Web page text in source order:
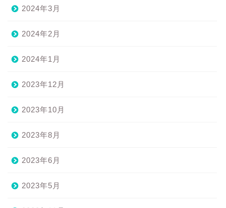
2024年3月
2024年2月
2024年1月
2023年12月
2023年10月
2023年8月
2023年6月
2023年5月